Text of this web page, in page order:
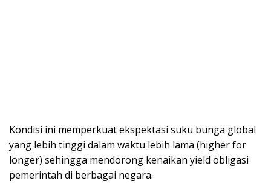
Kondisi ini memperkuat ekspektasi suku bunga global
yang lebih tinggi dalam waktu lebih lama (higher for
longer) sehingga mendorong kenaikan yield obligasi
pemerintah di berbagai negara.